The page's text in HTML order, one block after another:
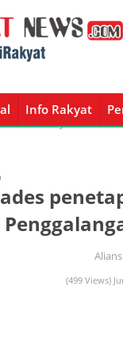
Info Rakyat
Info Rakyat
(499 Views)